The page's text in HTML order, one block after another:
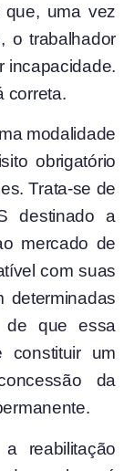
que, uma vez
o trabalhador
incapacidade.
correta.
modalidade
obrigatório
Trata-se de
destinado a
mercado de
com suas
determinadas
de que essa
constituir um
da
reabilitação